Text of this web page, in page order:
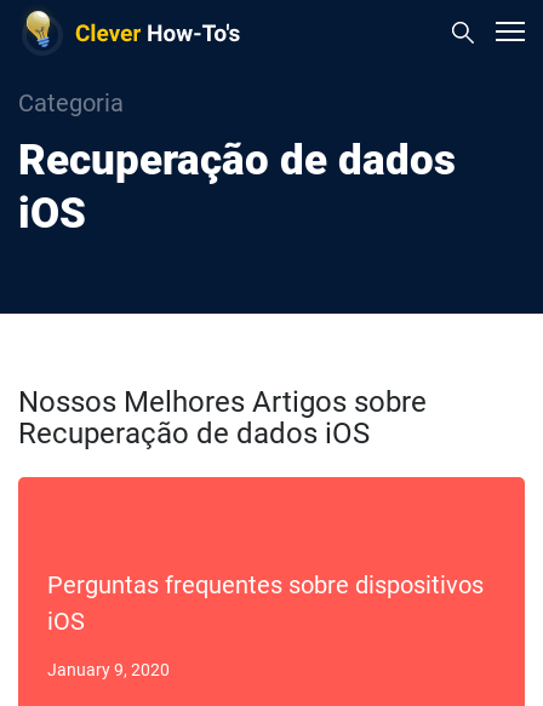
Categoria
Recuperação de dados
iOS
Nossos Melhores Artigos sobre
Recuperação de dados iOS
Perguntas frequentes sobre dispositivos
iOS
January 9, 2020